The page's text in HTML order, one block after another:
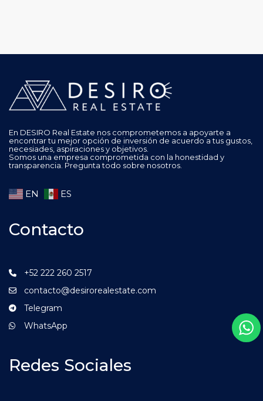
En DESIRO Real Estate nos comprometemos a apoyarte a
encontrar tu mejor opción de inversión de acuerdo a tus gustos,
necesiades, aspiraciones y objetivos.
Somos una empresa comprometida con la honestidad y
transparencia. Pregunta todo sobre nosotros.
EN ES
Contacto
+52 222 260 2517
contacto@desirorealestate.com
Telegram
WhatsApp
Redes Sociales